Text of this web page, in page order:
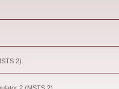
2).
2 (MSTS 2).